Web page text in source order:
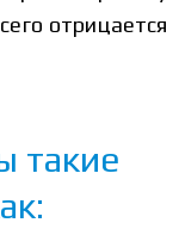
отрицается
такие